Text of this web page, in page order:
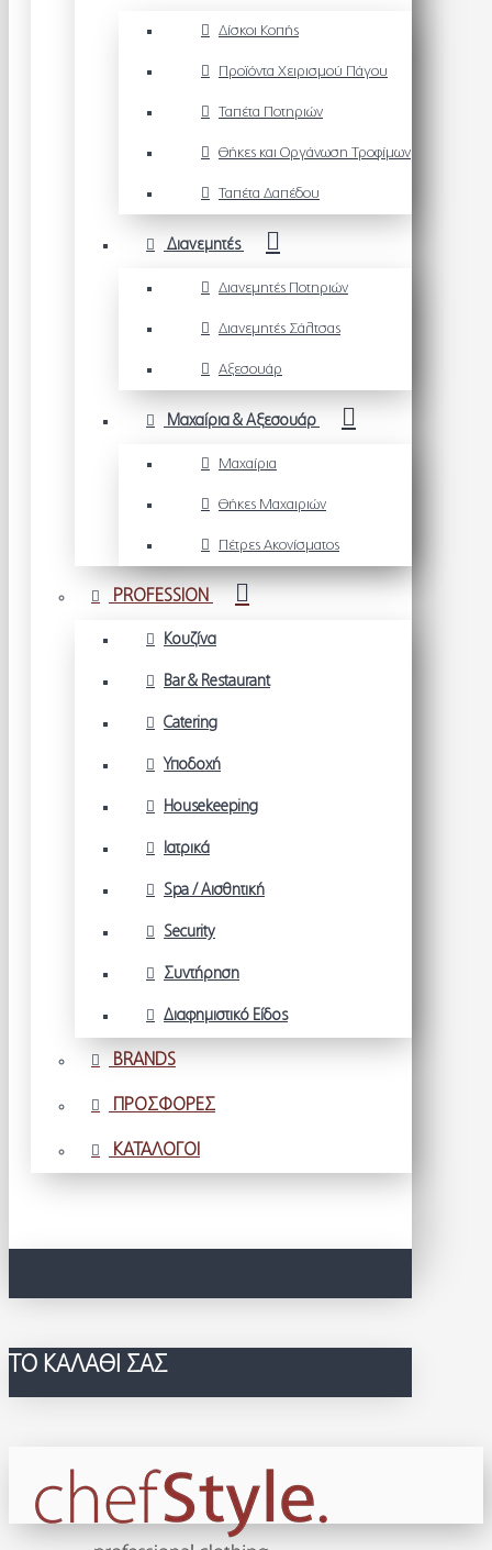
Δίσκοι Κοπής
Προϊόντα Χειρισμού Πάγου
Ταπέτα Ποτηριών
Θήκες και Οργάνωση Τροφίμων
Ταπέτα Δαπέδου
Διανεμητές
Διανεμητές Ποτηριών
Διανεμητές Σάλτσας
Αξεσουάρ
Μαχαίρια & Αξεσουάρ
Μαχαίρια
Θήκες Μαχαιριών
Πέτρες Ακονίσματος
PROFESSION
Κουζίνα
Bar & Restaurant
Catering
Υποδοχή
Housekeeping
Ιατρικά
Spa / Αισθητική
Security
Συντήρηση
Διαφημιστικό Είδος
BRANDS
ΠΡΟΣΦΟΡΕΣ
ΚΑΤΑΛΟΓΟΙ
ΤΟ ΚΑΛΆΘΙ ΣΑΣ